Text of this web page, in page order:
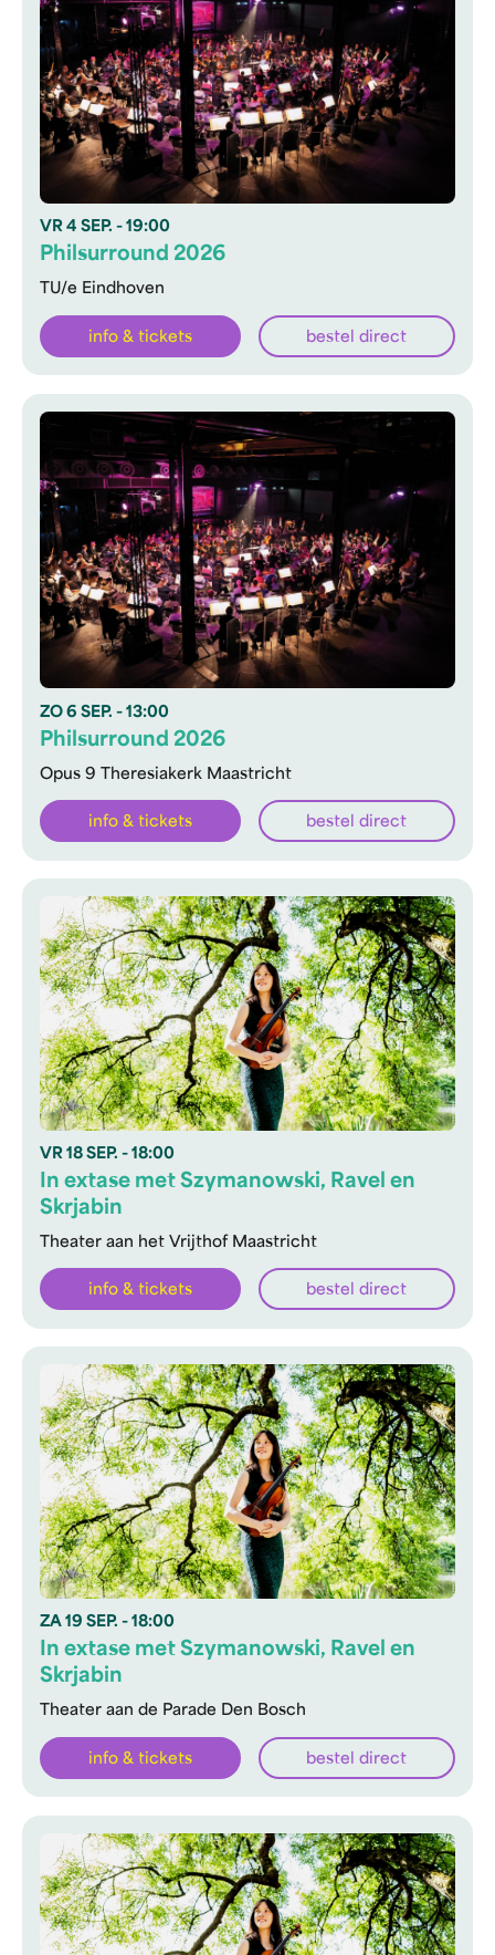
VR 4 SEP. - 19:00
TU/e Eindhoven
Philsurround 2026
info & tickets bestel direct
ZO 6 SEP. - 13:00
Opus 9 Theresiakerk Maastricht
Philsurround 2026
info & tickets bestel direct
VR 18 SEP. - 18:00
Theater aan het Vrijthof Maastricht
In extase met Szymanowski, Ravel en
Skrjabin
info & tickets bestel direct
ZA 19 SEP. - 18:00
Theater aan de Parade Den Bosch
In extase met Szymanowski, Ravel en
Skrjabin
info & tickets bestel direct